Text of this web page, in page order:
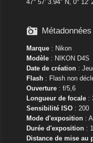
47° 57' 3.94" N, 0° 12'

Marque: Nikon
Modèle: NIKON D4S
Date de création:
Flash: Flash non
Ouverture: f/5,6
Longueur de focale:
Sensibilité ISO: 200
Mode d'exposition:
Durée d'exposition:
Distance de mise au